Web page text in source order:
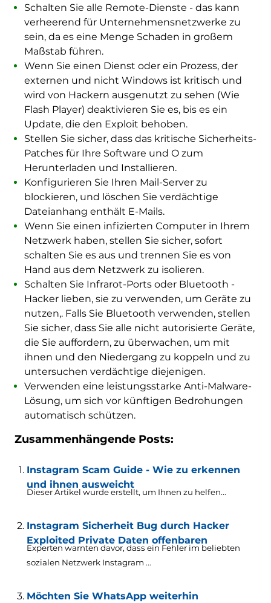
Schalten Sie alle Remote-Dienste - das kann
verheerend für Unternehmensnetzwerke zu
sein, da es eine Menge Schaden in großem
Maßstab führen.
Wenn Sie einen Dienst oder ein Prozess, der
externen und nicht Windows ist kritisch und
wird von Hackern ausgenutzt zu sehen (Wie
Flash Player) deaktivieren Sie es, bis es ein
Update, die den Exploit behoben.
Stellen Sie sicher, dass das kritische Sicherheits-
Patches für Ihre Software und O zum
Herunterladen und Installieren.
Konfigurieren Sie Ihren Mail-Server zu
blockieren, und löschen Sie verdächtige
Dateianhang enthält E-Mails.
Wenn Sie einen infizierten Computer in Ihrem
Netzwerk haben, stellen Sie sicher, sofort
schalten Sie es aus und trennen Sie es von
Hand aus dem Netzwerk zu isolieren.
Schalten Sie Infrarot-Ports oder Bluetooth -
Hacker lieben, sie zu verwenden, um Geräte zu
nutzen,. Falls Sie Bluetooth verwenden, stellen
Sie sicher, dass Sie alle nicht autorisierte Geräte,
die Sie auffordern, zu überwachen, um mit
ihnen und den Niedergang zu koppeln und zu
untersuchen verdächtige diejenigen.
Verwenden eine leistungsstarke Anti-Malware-
Lösung, um sich vor künftigen Bedrohungen
automatisch schützen.
Zusammenhängende Posts:
Instagram Scam Guide - Wie zu erkennen
und ihnen ausweicht
Dieser Artikel wurde erstellt, um Ihnen zu helfen...
Instagram Sicherheit Bug durch Hacker
Exploited Private Daten offenbaren
Experten warnten davor, dass ein Fehler im beliebten
sozialen Netzwerk Instagram ...
Möchten Sie WhatsApp weiterhin